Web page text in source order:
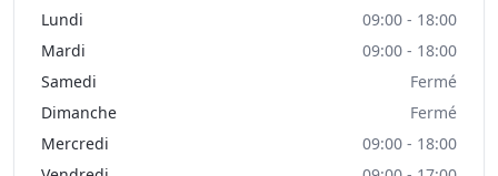
Lundi
09:00 - 18:00
Mardi
09:00 - 18:00
Samedi
Fermé
Dimanche
Fermé
Mercredi
09:00 - 18:00